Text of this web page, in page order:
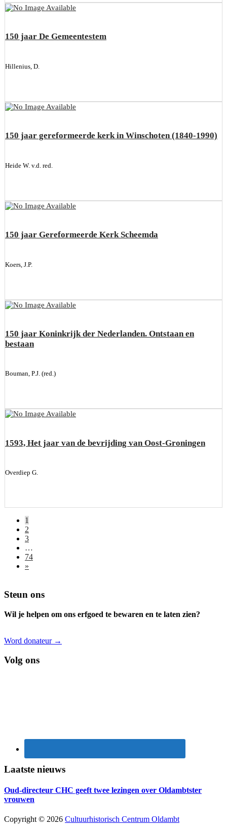
150 jaar De Gemeentestem
Hillenius, D.
150 jaar gereformeerde kerk in Winschoten (1840-1990)
Heide W. v.d. red.
150 jaar Gereformeerde Kerk Scheemda
Koers, J.P.
150 jaar Koninkrijk der Nederlanden. Ontstaan en
bestaan
Bouman, P.J. (red.)
1593, Het jaar van de bevrijding van Oost-Groningen
Overdiep G.
1
2
3
…
74
»
Footer
Steun ons
Wil je helpen om ons erfgoed te bewaren en te laten zien?
Word donateur →
Volg ons
Laatste nieuws
Oud-directeur CHC geeft twee lezingen over Oldambtster
vrouwen
Copyright © 2026 Cultuurhistorisch Centrum Oldambt